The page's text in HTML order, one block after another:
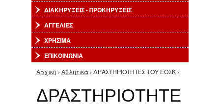
ΔΙΑΚΗΡΥΞΕΙΣ - ΠΡΟΚΗΡΥΞΕΙΣ
ΑΓΓΕΛΙΕΣ
ΧΡΗΣΙΜΑ
ΕΠΙΚΟΙΝΩΝΙΑ
Είστε εδώ
Αρχική › Αθλητικά › ΔΡΑΣΤΗΡΙΟΤΗΤΕΣ ΤΟΥ ΕΟΣΚ ›
ΔΡΑΣΤΗΡΙΟΤΗΤΕ